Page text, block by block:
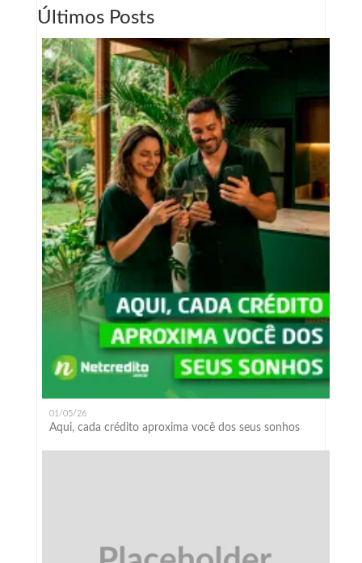
Últimos Posts
01/05/26
Aqui, cada crédito aproxima você dos seus sonhos